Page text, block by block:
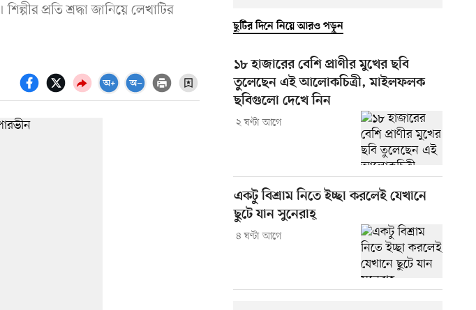
প্রতি শ্রদ্ধা জানিয়ে লেখাটির
ছুটির দিনে নিয়ে আরও পড়ুন
১৮ হাজারের বেশি প্রাণীর মুখের ছবি
তুলেছেন এই আলোকচিত্রী, মাইলফলক
ছবিগুলো দেখে নিন
২ ঘণ্টা আগে
একটু বিশ্রাম নিতে ইচ্ছা করলেই যেখানে
ছুটে যান সুনেরাহ্
৪ ঘণ্টা আগে